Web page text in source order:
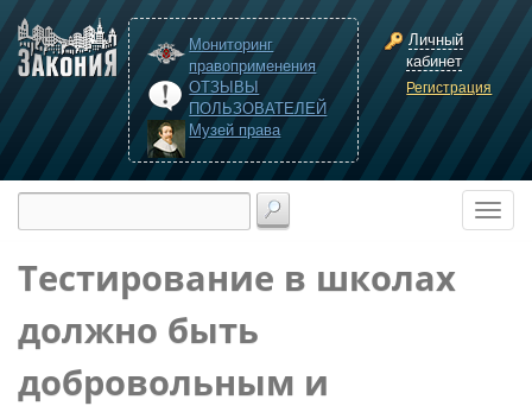
Мониторинг
правоприменения
ОТЗЫВЫ
ПОЛЬЗОВАТЕЛЕЙ
Музей права
Личный
кабинет
Регистрация
Тестирование в школах
должно быть
добровольным и